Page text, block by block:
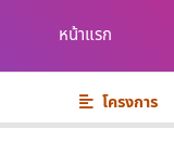
หน้าแรก
โครงการ